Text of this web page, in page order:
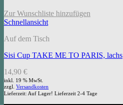
Zur Wunschliste hinzufügen
Schnellansicht
Auf dem Tisch
Sisi Cup TAKE ME TO PARIS, lachs
14,90 €
inkl. 19 % MwSt.
zzgl. Versandkosten
Lieferzeit: Auf Lager! Lieferzeit 2-4 Tage